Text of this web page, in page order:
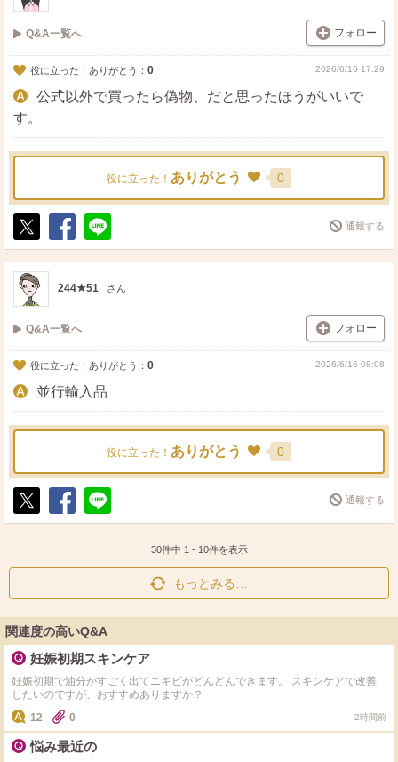
Q&A一覧へ フォロー
役に立った！ありがとう： 0 2026/6/16 17:29
公式以外で買ったら偽物、だと思ったほうがいいで
す。
役に立った！ ありがとう 0
ポ
ス
ト
シ
ェ
送
る
通報する
244★51 さん
Q&A一覧へ フォロー
役に立った！ありがとう： 0 2026/6/16 08:08
並行輸入品
役に立った！ ありがとう 0
ポ
シ
送
通報する
30件中 1 - 10件を表示
もっとみる…
関連度の高いQ&A
妊娠初期スキンケア
妊娠初期で油分がすごく出てニキビがどんどんできます。 スキンケアで改善
したいのですが、おすすめありますか？
12
0 2時間前
悩み最近の